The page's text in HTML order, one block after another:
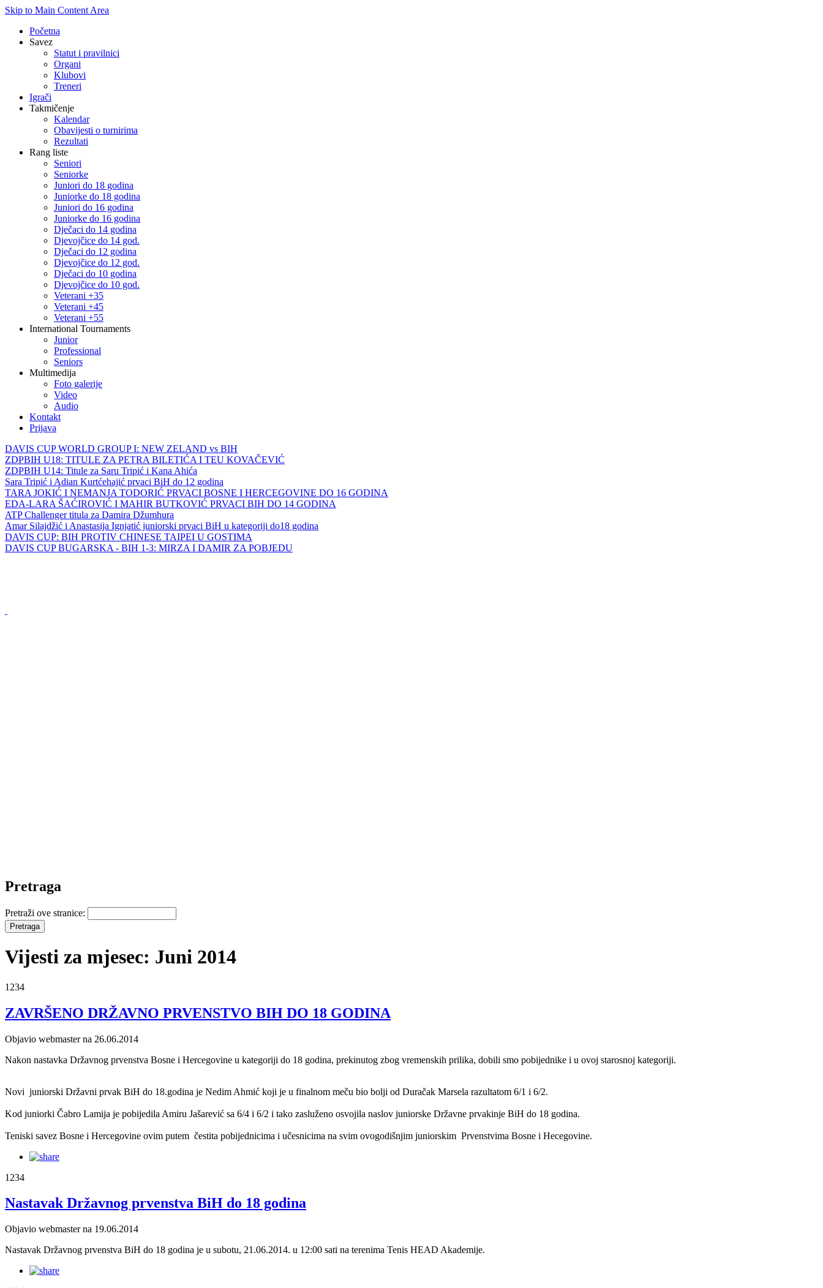
Skip to Main Content Area
Početna
Savez
Statut i pravilnici
Organi
Klubovi
Treneri
Igrači
Takmičenje
Kalendar
Obavijesti o turnirima
Rezultati
Rang liste
Seniori
Seniorke
Juniori do 18 godina
Juniorke do 18 godina
Juniori do 16 godina
Juniorke do 16 godina
Dječaci do 14 godina
Djevojčice do 14 god.
Dječaci do 12 godina
Djevojčice do 12 god.
Dječaci do 10 godina
Djevojčice do 10 god.
Veterani +35
Veterani +45
Veterani +55
International Tournaments
Junior
Professional
Seniors
Multimedija
Foto galerije
Video
Audio
Kontakt
Prijava
DAVIS CUP WORLD GROUP I: NEW ZELAND vs BIH
ZDPBIH U18: TITULE ZA PETRA BILETIĆA I TEU KOVAČEVIĆ
ZDPBIH U14: Titule za Saru Tripić i Kana Ahića
Sara Tripić i Adian Kurtćehajić prvaci BiH do 12 godina
TARA JOKIĆ I NEMANJA TODORIĆ PRVACI BOSNE I HERCEGOVINE DO 16 GODINA
EDA-LARA ŠAĆIROVIĆ I MAHIR BUTKOVIĆ PRVACI BIH DO 14 GODINA
ATP Challenger titula za Damira Džumhura
Amar Silajdžić i Anastasija Ignjatić juniorski prvaci BiH u kategoriji do18 godina
DAVIS CUP: BIH PROTIV CHINESE TAIPEI U GOSTIMA
DAVIS CUP BUGARSKA - BIH 1-3: MIRZA I DAMIR ZA POBJEDU
Pretraga
Pretraži ove stranice:
Vijesti za mjesec: Juni 2014
1234
ZAVRŠENO DRŽAVNO PRVENSTVO BIH DO 18 GODINA
Objavio webmaster na 26.06.2014
Nakon nastavka Državnog prvenstva Bosne i Hercegovine u kategoriji do 18 godina, prekinutog zbog vremenskih prilika, dobili smo pobijednike i u ovoj starosnoj kategoriji.
Novi juniorski Državni prvak BiH do 18.godina je Nedim Ahmić koji je u finalnom meču bio bolji od Duračak Marsela razultatom 6/1 i 6/2.
Kod juniorki Čabro Lamija je pobijedila Amiru Jašarević sa 6/4 i 6/2 i tako zasluženo osvojila naslov juniorske Državne prvakinje BiH do 18 godina.
Teniski savez Bosne i Hercegovine ovim putem čestita pobijednicima i učesnicima na svim ovogodišnjim juniorskim Prvenstvima Bosne i Hecegovine.
1234
Nastavak Državnog prvenstva BiH do 18 godina
Objavio webmaster na 19.06.2014
Nastavak Državnog prvenstva BiH do 18 godina je u subotu, 21.06.2014. u 12:00 sati na terenima Tenis HEAD Akademije.